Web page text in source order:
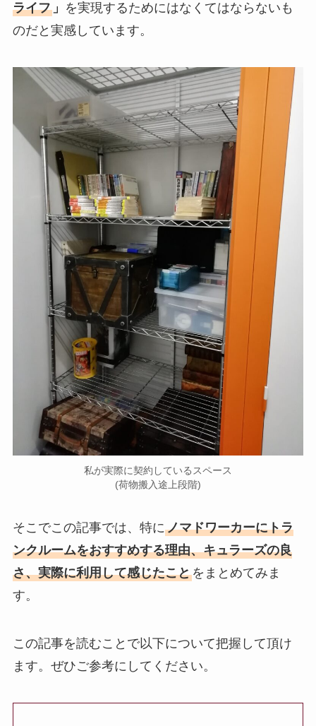
ライフ」 を実現するためにはなくてはならないも
のだと実感しています。
私が実際に契約しているスペース
(荷物搬入途上段階)
そこでこの記事では、特にノマドワーカーにトラ
ンクルームをおすすめする理由、キュラーズの良
さ、実際に利用して感じたことをまとめてみま
す。
この記事を読むことで以下について把握して頂け
ます。ぜひご参考にしてください。